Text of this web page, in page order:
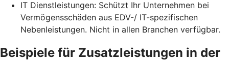
IT Dienstleistungen: Schützt Ihr Unternehmen bei
Vermögensschäden aus EDV-/ IT-spezifischen
Nebenleistungen. Nicht in allen Branchen verfügbar.
Beispiele für Zusatz­leistungen in der